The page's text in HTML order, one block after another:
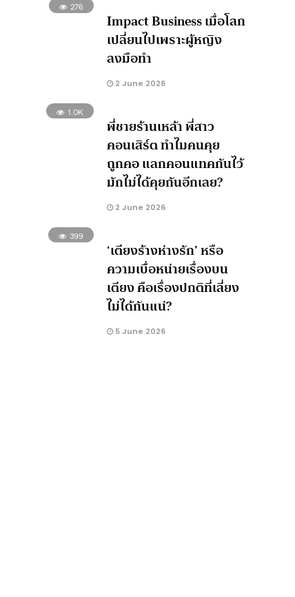
276
Impact Business เมื่อโลก
เปลี่ยนไปเพราะผู้หญิง
ลงมือทำ
2 June 2026
1.0K
พี่ชายร้านเหล้า พี่สาว
คอนเสิร์ต ทำไมคนคุย
ถูกคอ แลกคอนแทคกันไว้
มักไม่ได้คุยกันอีกเลย?
2 June 2026
399
‘เตียงร้างห่างรัก’ หรือ
ความเบื่อหน่ายเรื่องบน
เตียง คือเรื่องปกติที่เลี่ยง
ไม่ได้กันแน่?
5 June 2026